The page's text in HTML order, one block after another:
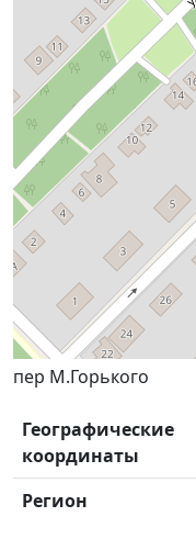
пер М.Горького
Географические
координаты
Регион